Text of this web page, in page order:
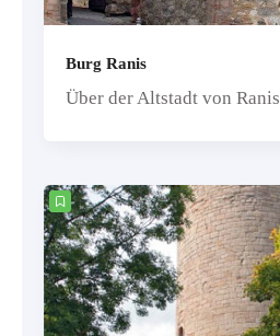
Burg Ranis
Über der Altstadt von Ranis